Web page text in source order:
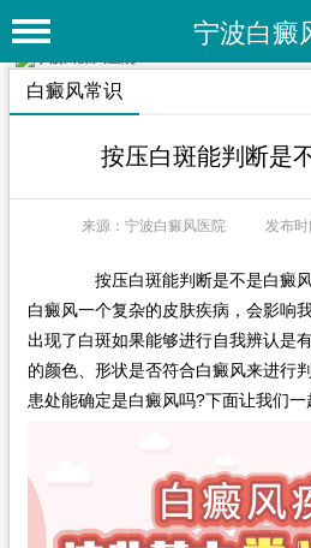
宁波白癜
首 页
专家团队
特色疗法
白癜风常识
白癜风人群
白癜风常识
按压白斑能判断是
来源：宁波白癜风医院 发布
按压白斑能判断是不是白癜
白癜风一个复杂的皮肤疾病，会影响
出现了白斑如果能够进行自我辨认是
的颜色、形状是否符合白癜风来进行
患处能确定是白癜风吗?下面让我们一